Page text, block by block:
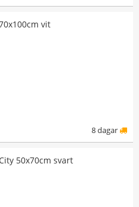
vit
8 dagar
50x70cm svart